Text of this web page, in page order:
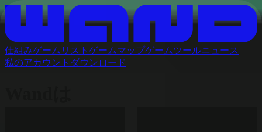
仕組みゲームリスト ゲームマップゲームツールニュース
私のアカウント ダウンロード